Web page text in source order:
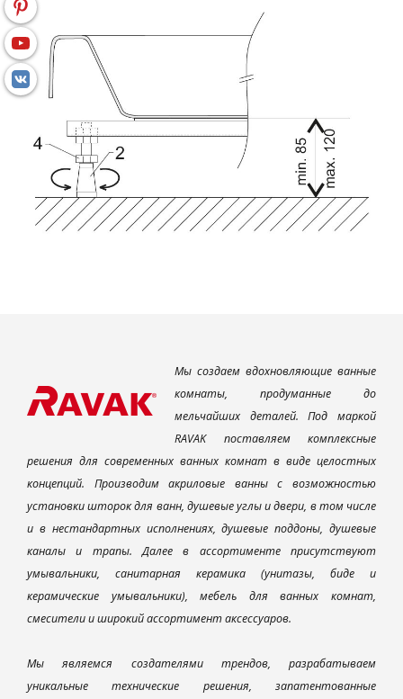
Мы создаем вдохновляющие ванные
комнаты, продуманные до
мельчайших деталей. Под маркой
RAVAK поставляем комплексные
решения для современных ванных комнат в виде целостных
концепций. Производим акриловые ванны с возможностью
установки шторок для ванн, душевые углы и двери, в том числе
и в нестандартных исполнениях, душевые поддоны, душевые
каналы и трапы. Далее в ассортименте присутствуют
умывальники, санитарная керамика (унитазы, биде и
керамические умывальники), мебель для ванных комнат,
смесители и широкий ассортимент аксессуаров.
Мы являемся создателями трендов, разрабатываем
уникальные технические решения, запатентованные